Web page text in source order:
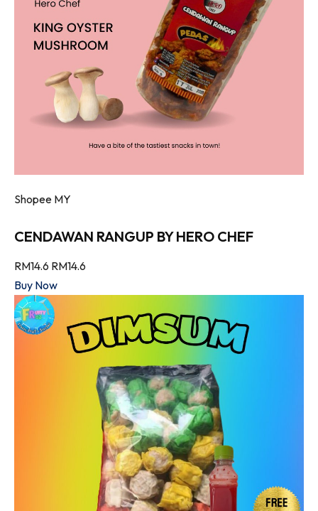
Shopee MY
CENDAWAN RANGUP BY HERO CHEF
RM14.6 RM14.6
Buy Now